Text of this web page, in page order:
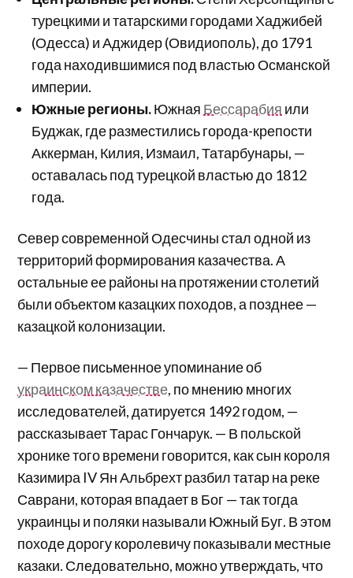
турецкими и татарскими городами Хаджибей
(Одесса) и Аджидер (Овидиополь), до 1791
года находившимися под властью Османской
империи.
Южные регионы.Южная Бессарабия или
Буджак, где разместились города-крепости
Аккерман, Килия, Измаил, Татарбунары, —
оставалась под турецкой властью до 1812
года.
Север современной Одесчины стал одной из
территорий формирования казачества. А
остальные ее районы на протяжении столетий
были объектом казацких походов, а позднее —
казацкой колонизации.
— Первое письменное упоминание об
украинском казачестве, по мнению многих
исследователей, датируется 1492 годом, —
рассказывает Тарас Гончарук. — В польской
хронике того времени говорится, как сын короля
Казимира IV Ян Альбрехт разбил татар на реке
Саврани, которая впадает в Бог — так тогда
украинцы и поляки называли Южный Буг. В этом
походе дорогу королевичу показывали местные
казаки. Следовательно, можно утверждать, что